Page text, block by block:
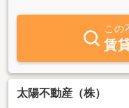
この
賃
太陽不動産（株）